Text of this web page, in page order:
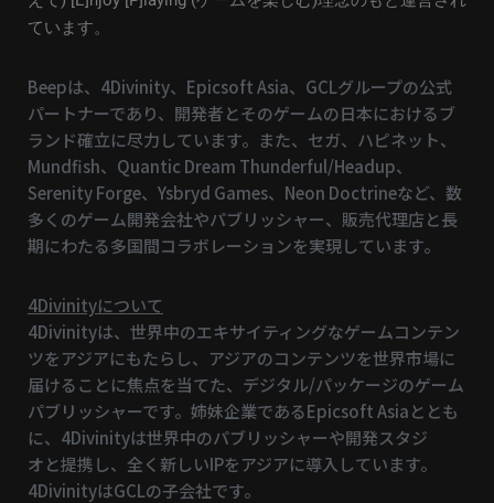
ています。
Beepは、4Divinity、Epicsoft Asia、GCLグループの公式
パートナーであり、開発者とそのゲームの日本におけるブ
ランド確立に尽力しています。また、セガ、ハピネット、
Mundfish、Quantic Dream Thunderful/Headup、
Serenity Forge、Ysbryd Games、Neon Doctrineなど、数
多くのゲーム開発会社やパブリッシャー、販売代理店と長
期にわたる多国間コラボレーションを実現しています。
4Divinityについて
4Divinityは、世界中のエキサイティングなゲームコンテン
ツをアジアにもたらし、アジアのコンテンツを世界市場に
届けることに焦点を当てた、デジタル/パッケージのゲーム
パブリッシャーです。姉妹企業であるEpicsoft Asiaととも
に、4Divinityは世界中のパブリッシャーや開発スタジ
オと提携し、全く新しいIPをアジアに導入しています。
4DivinityはGCLの子会社です。